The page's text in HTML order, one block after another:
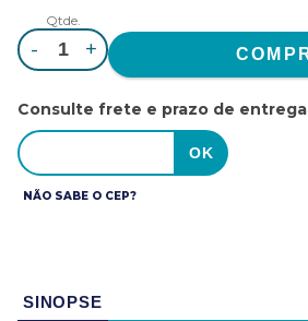
Qtde.
- +
Consulte frete e prazo de entrega
NÃO SABE O CEP?
SINOPSE